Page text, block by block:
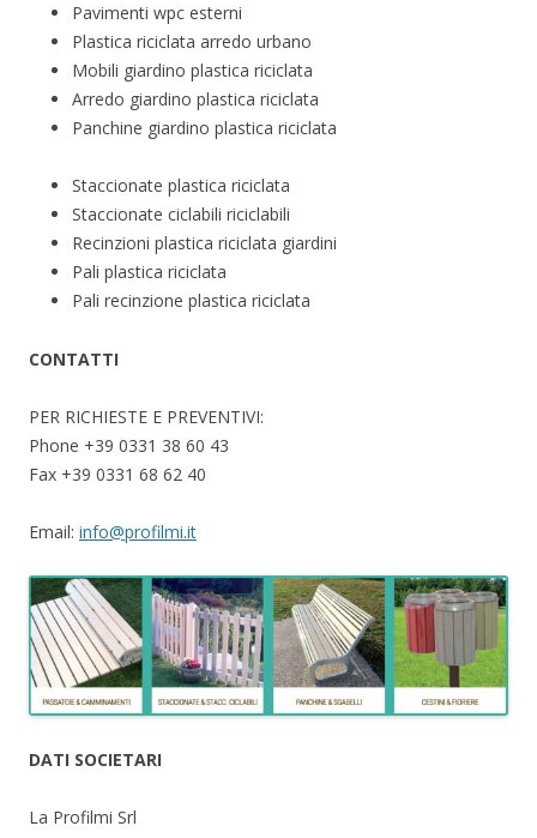
Pavimenti wpc esterni
Plastica riciclata arredo urbano
Mobili giardino plastica riciclata
Arredo giardino plastica riciclata
Panchine giardino plastica riciclata
Staccionate plastica riciclata
Staccionate ciclabili riciclabili
Recinzioni plastica riciclata giardini
Pali plastica riciclata
Pali recinzione plastica riciclata
CONTATTI
PER RICHIESTE E PREVENTIVI:
Phone +39 0331 38 60 43
Fax +39 0331 68 62 40
Email: info@profilmi.it
DATI SOCIETARI
La Profilmi Srl